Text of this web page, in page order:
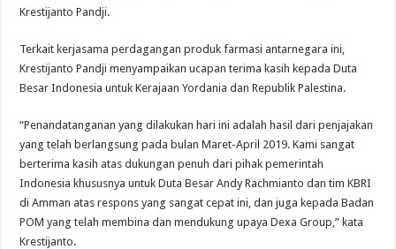
Krestijanto Pandji.
Terkait kerjasama perdagangan produk farmasi antarnegara ini,
Krestijanto Pandji menyampaikan ucapan terima kasih kepada Duta
Besar Indonesia untuk Kerajaan Yordania dan Republik Palestina.
“Penandatanganan yang dilakukan hari ini adalah hasil dari penjajakan
yang telah berlangsung pada bulan Maret-April 2019. Kami sangat
berterima kasih atas dukungan penuh dari pihak pemerintah
Indonesia khususnya untuk Duta Besar Andy Rachmianto dan tim KBRI
di Amman atas respons yang sangat cepat ini, dan juga kepada Badan
POM yang telah membina dan mendukung upaya Dexa Group,” kata
Krestijanto.